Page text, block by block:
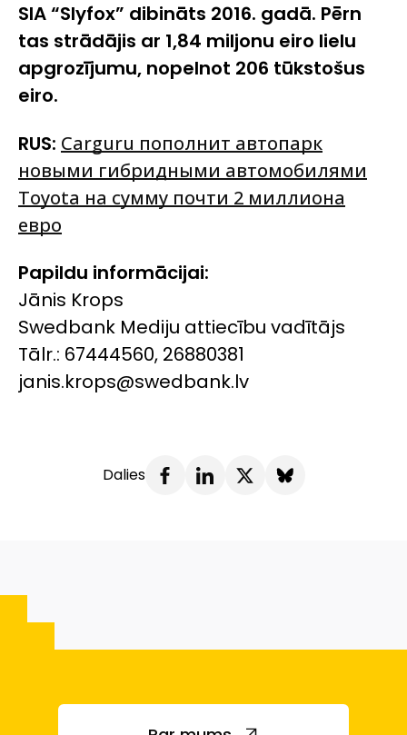
SIA “Slyfox” dibināts 2016. gadā. Pērn
tas strādājis ar 1,84 miljonu eiro lielu
apgrozījumu, nopelnot 206 tūkstošus
eiro.
RUS: Carguru пополнит автопарк
новыми гибридными автомобилями
Toyota на сумму почти 2 миллиона
евро
Papildu informācijai:
Jānis Krops
Swedbank Mediju attiecību vadītājs
Tālr.: 67444560, 26880381
janis.krops@swedbank.lv
Dalies